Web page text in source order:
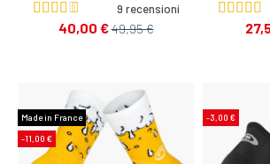
9 recensioni
40,00 €49,95 €
Made in France
-11,00 €
-3,00 €